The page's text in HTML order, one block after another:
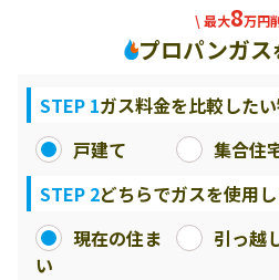
\ 最大8万円
プロパンガス
STEP 1ガス料金を比較した
戸建て
集合住
STEP 2どちらでガスを使用
現在の住ま
い
引っ越